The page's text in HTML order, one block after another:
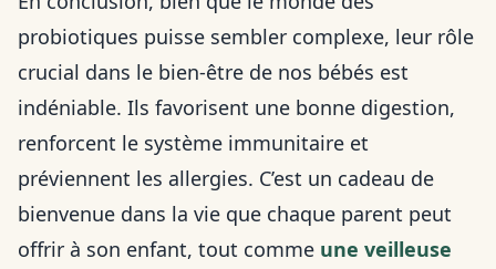
probiotiques puisse sembler complexe, leur rôle
crucial dans le bien-être de nos bébés est
indéniable. Ils favorisent une bonne digestion,
renforcent le système immunitaire et
préviennent les allergies. C’est un cadeau de
bienvenue dans la vie que chaque parent peut
offrir à son enfant, tout comme une veilleuse